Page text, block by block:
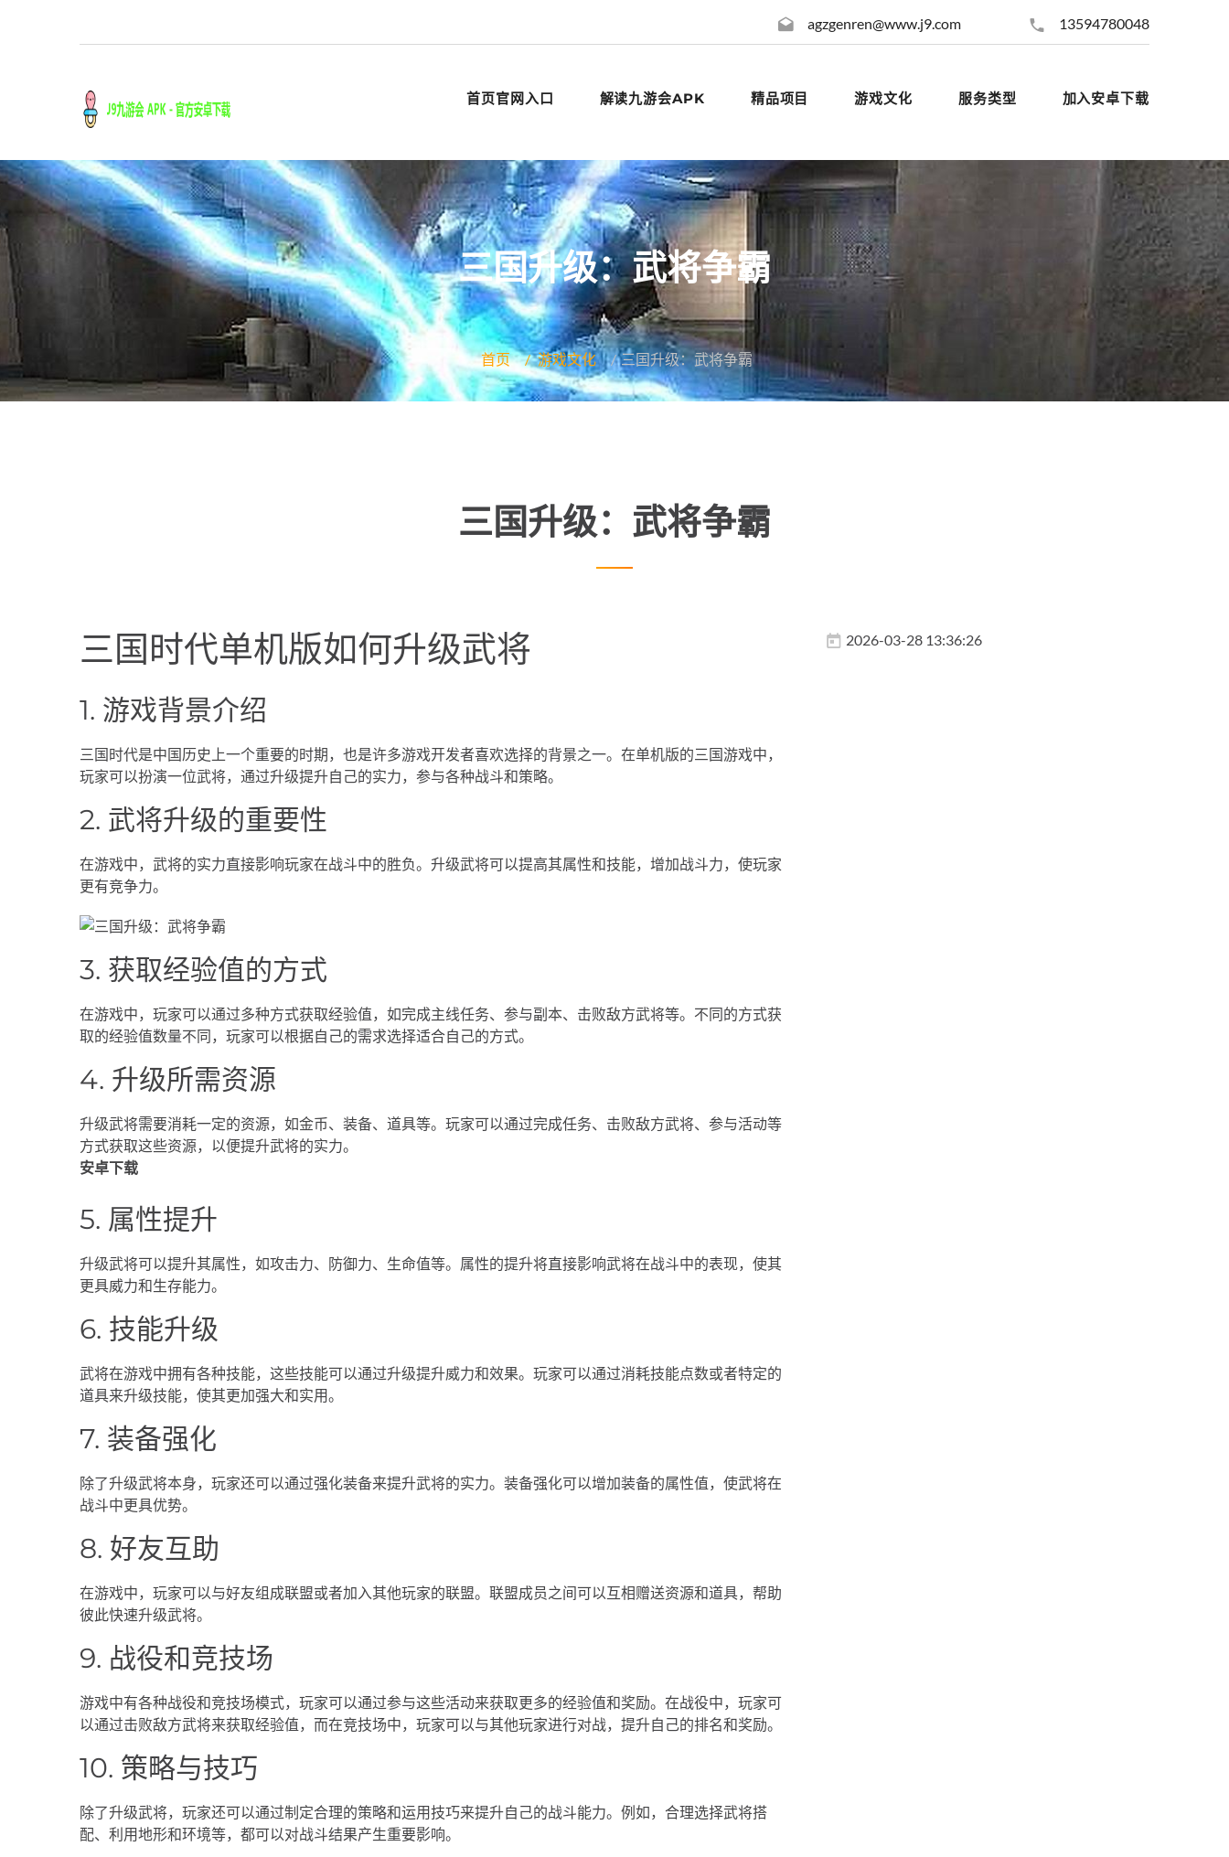
agzgenren@www.j9.com 13594780048
首页官网入口 解读九游会APK 精品项目 游戏文化 服务类型 加入安卓下载
三国升级：武将争霸
首页 游戏文化 三国升级：武将争霸
三国升级：武将争霸
三国时代单机版如何升级武将
1. 游戏背景介绍
三国时代是中国历史上一个重要的时期，也是许多游戏开发者喜欢选择的背景之一。在单机版的三国游戏中，
玩家可以扮演一位武将，通过升级提升自己的实力，参与各种战斗和策略。
2. 武将升级的重要性
在游戏中，武将的实力直接影响玩家在战斗中的胜负。升级武将可以提高其属性和技能，增加战斗力，使玩家
更有竞争力。
3. 获取经验值的方式
在游戏中，玩家可以通过多种方式获取经验值，如完成主线任务、参与副本、击败敌方武将等。不同的方式获
取的经验值数量不同，玩家可以根据自己的需求选择适合自己的方式。
4. 升级所需资源
升级武将需要消耗一定的资源，如金币、装备、道具等。玩家可以通过完成任务、击败敌方武将、参与活动等
方式获取这些资源，以便提升武将的实力。
安卓下载
5. 属性提升
升级武将可以提升其属性，如攻击力、防御力、生命值等。属性的提升将直接影响武将在战斗中的表现，使其
更具威力和生存能力。
6. 技能升级
武将在游戏中拥有各种技能，这些技能可以通过升级提升威力和效果。玩家可以通过消耗技能点数或者特定的
道具来升级技能，使其更加强大和实用。
7. 装备强化
除了升级武将本身，玩家还可以通过强化装备来提升武将的实力。装备强化可以增加装备的属性值，使武将在
战斗中更具优势。
8. 好友互助
在游戏中，玩家可以与好友组成联盟或者加入其他玩家的联盟。联盟成员之间可以互相赠送资源和道具，帮助
彼此快速升级武将。
9. 战役和竞技场
游戏中有各种战役和竞技场模式，玩家可以通过参与这些活动来获取更多的经验值和奖励。在战役中，玩家可
以通过击败敌方武将来获取经验值，而在竞技场中，玩家可以与其他玩家进行对战，提升自己的排名和奖励。
10. 策略与技巧
除了升级武将，玩家还可以通过制定合理的策略和运用技巧来提升自己的战斗能力。例如，合理选择武将搭
配、利用地形和环境等，都可以对战斗结果产生重要影响。
2026-03-28 13:36:26